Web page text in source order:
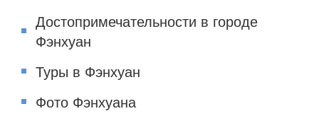
Достопримечательности в городе
Фэнхуан
Туры в Фэнхуан
Фото Фэнхуана